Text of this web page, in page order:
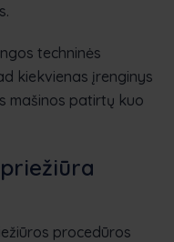
techninės
kiekvienas įrenginys
mašinos patirtų kuo
procedūros